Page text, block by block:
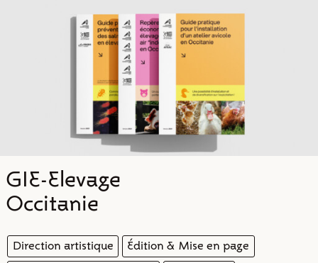
Projets
Typo
Infos
Contact
GIE-Elevage
Occitanie
Direction artistique
Édition & Mise en page